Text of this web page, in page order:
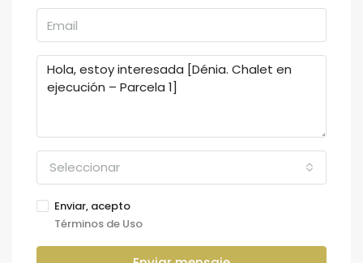
Seleccionar
Enviar, acepto
Términos de Uso